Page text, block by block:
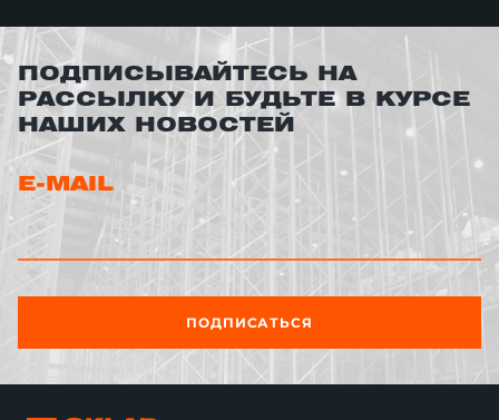
ПОДПИСЫВАЙТЕСЬ НА
РАССЫЛКУ И БУДЬТЕ В КУРСЕ
НАШИХ НОВОСТЕЙ
E-MAIL
ПОДПИСАТЬСЯ